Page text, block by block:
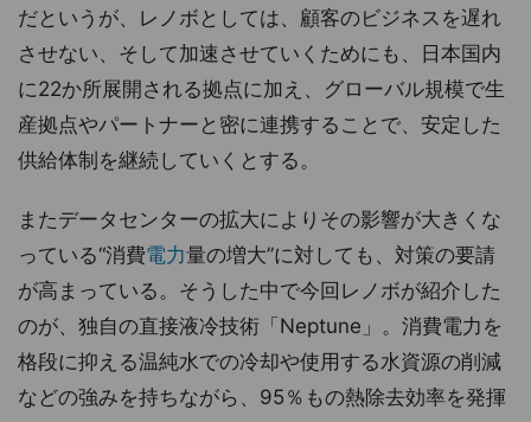
だというが、レノボとしては、顧客のビジネスを遅れ
させない、そして加速させていくためにも、日本国内
に22か所展開される拠点に加え、グローバル規模で生
産拠点やパートナーと密に連携することで、安定した
供給体制を継続していくとする。
またデータセンターの拡大によりその影響が大きくな
っている“消費電力量の増大”に対しても、対策の要請
が高まっている。そうした中で今回レノボが紹介した
のが、独自の直接液冷技術「Neptune」。消費電力を
格段に抑える温純水での冷却や使用する水資源の削減
などの強みを持ちながら、95％もの熱除去効率を発揮